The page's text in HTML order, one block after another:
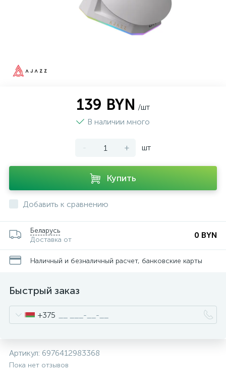
139 BYN /шт
В наличии много
- + шт
Купить
Добавить к сравнению
Беларусь
Доставка от
0 BYN
Наличный и безналичный расчет, банковские карты
Быстрый заказ
+375
Артикул: 6976412983368
Пока нет отзывов